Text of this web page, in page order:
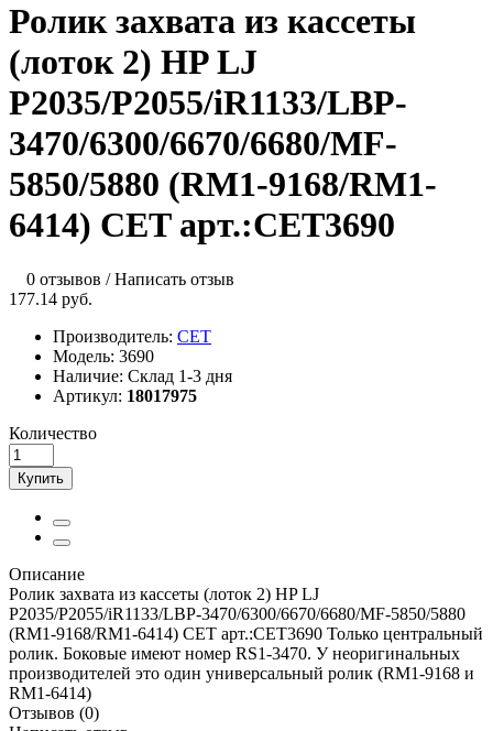
Ролик захвата из кассеты
(лоток 2) HP LJ
P2035/P2055/iR1133/LBP-
3470/6300/6670/6680/MF-
5850/5880 (RM1-9168/RM1-
6414) CET арт.:CET3690
0 отзывов /Написать отзыв
177.14 руб.
Производитель: CET
Модель: 3690
Наличие: Склад 1-3 дня
Артикул: 18017975
Количество
Купить
Описание
Ролик захвата из кассеты (лоток 2) HP LJ
P2035/P2055/iR1133/LBP-3470/6300/6670/6680/MF-5850/5880
(RM1-9168/RM1-6414) CET арт.:CET3690 Только центральный
ролик. Боковые имеют номер RS1-3470. У неоригинальных
производителей это один универсальный ролик (RM1-9168 и
RM1-6414)
Отзывов (0)